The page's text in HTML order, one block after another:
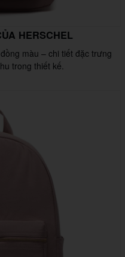
HERSCHEL
màu – chi tiết đặc trưng
trong thiết kế.